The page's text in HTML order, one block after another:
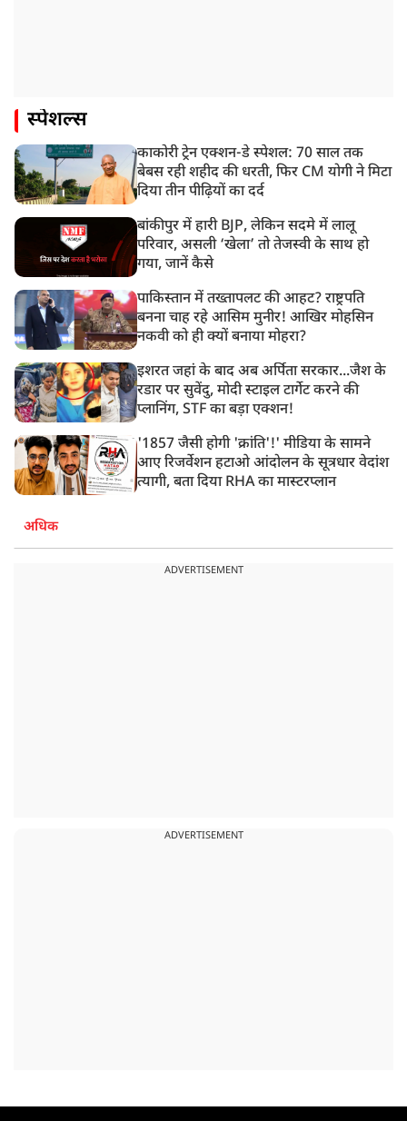
स्पेशल्स
काकोरी ट्रेन एक्शन-डे स्पेशल: 70 साल तक
बेबस रही शहीद की धरती, फिर CM योगी ने मिटा
दिया तीन पीढ़ियों का दर्द
बांकीपुर में हारी BJP, लेकिन सदमे में लालू
परिवार, असली ‘खेला’ तो तेजस्वी के साथ हो
गया, जानें कैसे
पाकिस्तान में तख्तापलट की आहट? राष्ट्रपति
बनना चाह रहे आसिम मुनीर! आखिर मोहसिन
नकवी को ही क्यों बनाया मोहरा?
इशरत जहां के बाद अब अर्पिता सरकार...जैश के
रडार पर सुवेंदु, मोदी स्टाइल टार्गेट करने की
प्लानिंग, STF का बड़ा एक्शन!
'1857 जैसी होगी 'क्रांति'!' मीडिया के सामने
आए रिजर्वेशन हटाओ आंदोलन के सूत्रधार वेदांश
त्यागी, बता दिया RHA का मास्टरप्लान
अधिक
ADVERTISEMENT
ADVERTISEMENT